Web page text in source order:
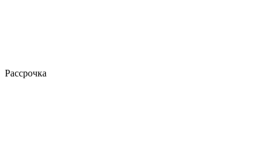
Рассрочка